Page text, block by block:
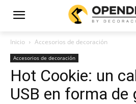
Inicio Accesorios de decoración
Accesorios de decoración
Hot Cookie: un
USB en forma de